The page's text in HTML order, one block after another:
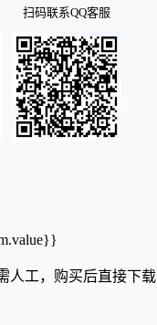
扫码联系QQ客服
人工，购买后直接下载